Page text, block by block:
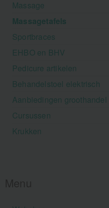
Massage
Massagetafels
Sportbraces
EHBO en BHV
Pedicure artikelen
Behandelstoel elektrisch
Aanbiedingen
Cursussen
Krukken